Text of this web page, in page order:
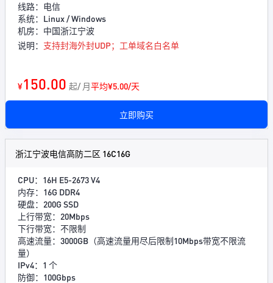
线路：电信
系统：Linux / Windows
机房：中国浙江宁波
说明： 支持封海外封UDP；工单域名白名单
¥150.00 起/ 月平均¥5.00/天
立即购买
浙江宁波电信高防二区 16C16G
CPU：16H E5-2673 V4
内存：16G DDR4
硬盘：200G SSD
上行带宽：20Mbps
下行带宽：不限制
高速流量：3000GB（高速流量用尽后限制10Mbps带宽不限流
量）
IPv4：1 个
防御：100Gbps